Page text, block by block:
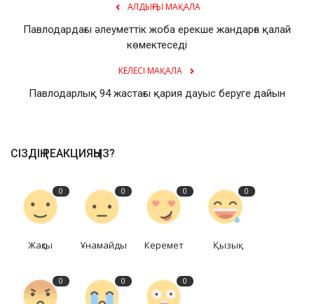
АЛДЫҢҒЫ МАҚАЛА
Павлодардағы әлеуметтік жоба ерекше жандарға қалай
көмектеседі
КЕЛЕСІ МАҚАЛА
Павлодарлық 94 жастағы қария дауыс беруге дайын
СІЗДІҢ РЕАКЦИЯҢЫЗ?
0
Жақсы
0
Ұнамайды
0
Керемет
0
Қызық
0 0 0